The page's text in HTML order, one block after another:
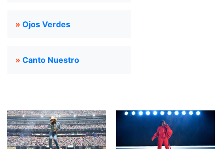
» Ojos Verdes
» Canto Nuestro